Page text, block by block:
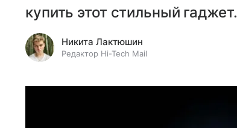
купить этот стильный гаджет.
Никита Лактюшин
Редактор Hi-Tech Mail